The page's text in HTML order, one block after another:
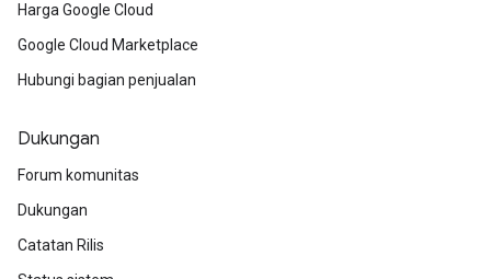
Harga Google Cloud
Google Cloud Marketplace
Hubungi bagian penjualan
Dukungan
Forum komunitas
Dukungan
Catatan Rilis